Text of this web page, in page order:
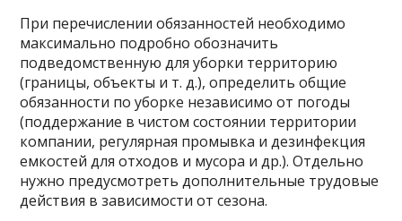
При перечислении обязанностей необходимо
максимально подробно обозначить
подведомственную для уборки территорию
(границы, объекты и т. д.), определить общие
обязанности по уборке независимо от погоды
(поддержание в чистом состоянии территории
компании, регулярная промывка и дезинфекция
емкостей для отходов и мусора и др.). Отдельно
нужно предусмотреть дополнительные трудовые
действия в зависимости от сезона.